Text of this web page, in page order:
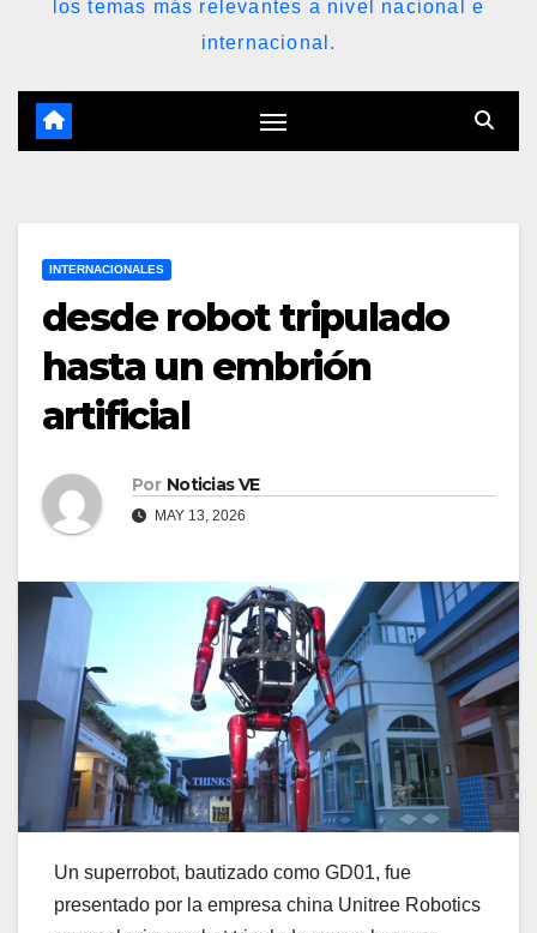
los temas más relevantes a nivel nacional e
internacional.
INTERNACIONALES
desde robot tripulado
hasta un embrión
artificial
Por Noticias VE
MAY 13, 2026
Un superrobot, bautizado como GD01, fue
presentado por la empresa china Unitree Robotics